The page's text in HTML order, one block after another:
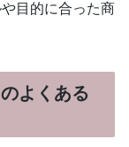
目的に合った商
よくある